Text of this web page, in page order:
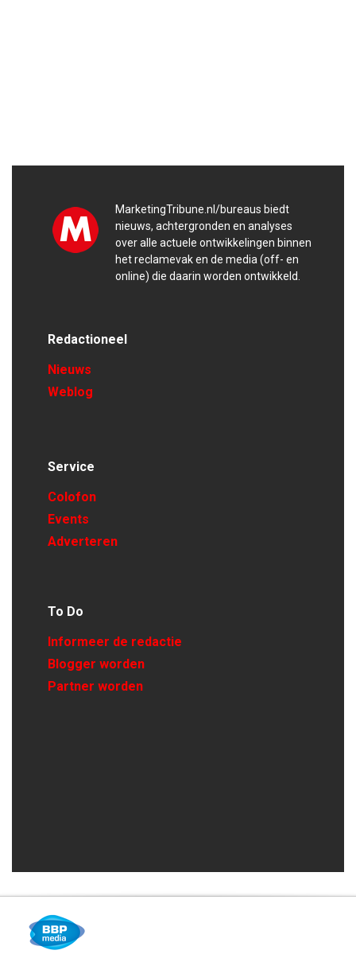
MarketingTribune.nl/bureaus biedt
nieuws, achtergronden en analyses
over alle actuele ontwikkelingen binnen
het reclamevak en de media (off- en
online) die daarin worden ontwikkeld.
Redactioneel
Nieuws
Weblog
Service
Colofon
Events
Adverteren
To Do
Informeer de redactie
Blogger worden
Partner worden